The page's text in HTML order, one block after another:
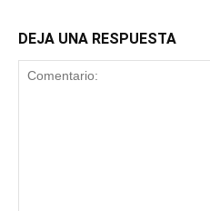
DEJA UNA RESPUESTA